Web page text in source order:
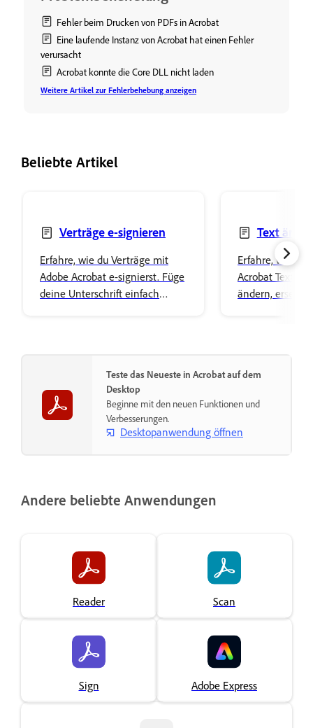
Fehler beim Drucken von PDFs in Acrobat
Eine laufende Instanz von Acrobat hat einen Fehler
verursacht
Acrobat konnte die Core DLL nicht laden
Weitere Artikel zur Fehlerbehebung anzeigen
Beliebte Artikel
Verträge e-signieren
Erfahre, wie du Verträge mit
Adobe Acrobat e-signierst. Füge
deine Unterschrift einfach
Text
oder löschen
Erfahre, wie du
Acrobat Text in
ändern,
Teste das Neueste in Acrobat auf dem
Desktop
Beginne mit den neuen Funktionen und
Verbesserungen.
Desktopanwendung öffnen
Andere beliebte Anwendungen
Reader Scan
Sign Adobe Express